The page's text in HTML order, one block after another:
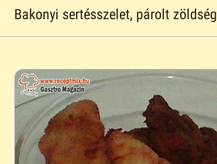
Bakonyi sertésszelet, párolt zöldség